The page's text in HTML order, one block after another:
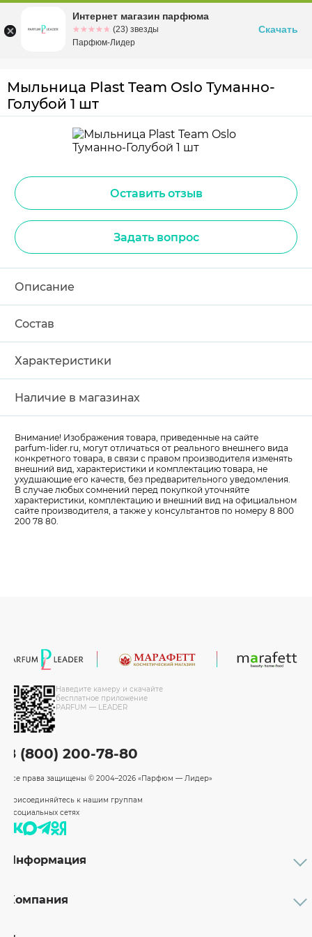
Омскул. Заозерная, 11, к. 1
Мыльница Plast Team Oslo Туманно-
Голубой 1 шт
Оставить отзыв
Задать вопрос
Описание
Состав
Характеристики
Наличие в магазинах
Внимание! Изображения товара, приведенные на сайте
parfum-lider.ru, могут отличаться от реального внешнего вида
конкретного товара, в связи с правом производителя изменять
внешний вид, характеристики и комплектацию товара, не
ухудшающие его качеств, без предварительного уведомления.
В случае любых сомнений перед покупкой уточняйте
характеристики, комплектацию и внешний вид на официальном
сайте производителя, а также у консультантов по номеру 8 800
200 78 80.
Наведите камеру и скачайте
бесплатное приложение
PARFUM — LEADER
8 (800) 200-78-80
Все права защищены © 2004–2026 «Парфюм — Лидер»
Присоединяйтесь к нашим группам
в социальных сетях
Информация
Бренды
Компания
Интернет магазин парфюма
☆☆☆☆☆
★★★★★ (23) звезды
Парфюм-Лидер
Скачать